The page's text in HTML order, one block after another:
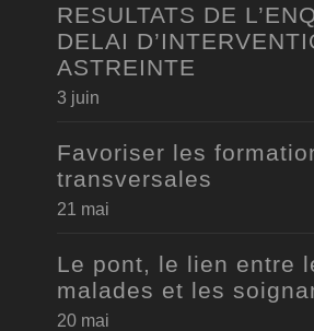
RESULTATS DE
DELAI
ASTREINTE
3 juin
Favoriser les
transversales
21 mai
Le pont, le lien entre
malades et les
20 mai